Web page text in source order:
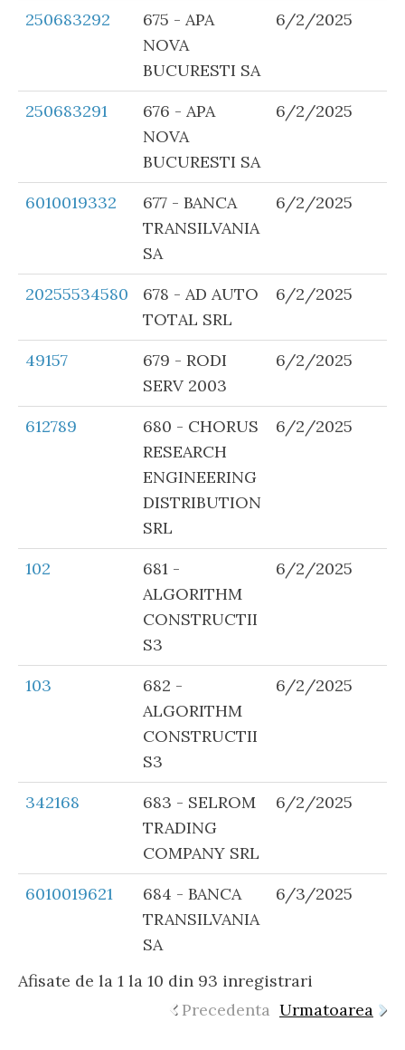
LINK
EMITENT
DATA
250683292
675 - APA
NOVA
BUCURESTI SA
6/2/2025
250683291
676 - APA
NOVA
BUCURESTI SA
6/2/2025
6010019332
677 - BANCA
TRANSILVANIA
SA
6/2/2025
20255534580
678 - AD AUTO
TOTAL SRL
6/2/2025
49157
679 - RODI
SERV 2003
6/2/2025
612789
680 - CHORUS
RESEARCH
ENGINEERING
DISTRIBUTION
SRL
6/2/2025
102
681 -
ALGORITHM
CONSTRUCTII
S3
6/2/2025
103
682 -
ALGORITHM
CONSTRUCTII
S3
6/2/2025
342168
683 - SELROM
TRADING
COMPANY SRL
6/2/2025
6010019621
684 - BANCA
TRANSILVANIA
SA
6/3/2025
Afisate de la 1 la 10 din 93 inregistrari
Precedenta Urmatoarea